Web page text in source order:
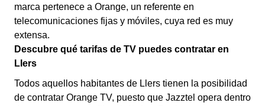
marca pertenece a Orange, un referente en
telecomunicaciones fijas y móviles, cuya red es muy
extensa.
Descubre qué tarifas de TV puedes contratar en
Llers
Todos aquellos habitantes de Llers tienen la posibilidad
de contratar Orange TV, puesto que Jazztel opera dentro